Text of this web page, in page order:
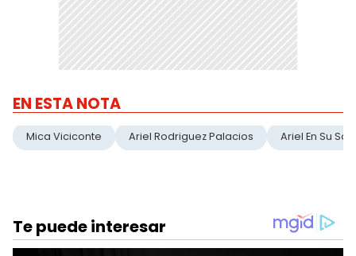
EN ESTA NOTA
Mica Viciconte Ariel Rodriguez Palacios Ariel En Su